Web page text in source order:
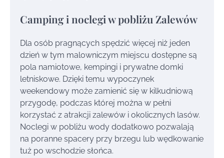
Camping i noclegi w pobliżu Zalewów
Dla osób pragnących spędzić więcej niż jeden
dzień w tym malowniczym miejscu dostępne są
pola namiotowe, kempingi i prywatne domki
letniskowe. Dzięki temu wypoczynek
weekendowy może zamienić się w kilkudniową
przygodę, podczas której można w pełni
korzystać z atrakcji zalewów i okolicznych lasów.
Noclegi w pobliżu wody dodatkowo pozwalają
na poranne spacery przy brzegu lub wędkowanie
tuż po wschodzie słońca.